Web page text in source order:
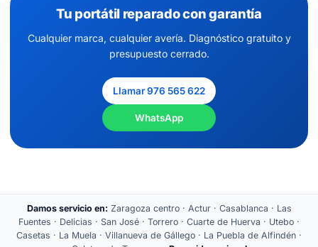
Tu portátil reparado con garantía
Cualquier marca, cualquier avería. Diagnóstico gratuito y
presupuesto cerrado.
Llamar 976 565 622
WhatsApp
Damos servicio en: Zaragoza centro · Actur · Casablanca · Las
Fuentes · Delicias · San José · Torrero · Cuarte de Huerva · Utebo ·
Casetas · La Muela · Villanueva de Gállego · La Puebla de Alfindén ·